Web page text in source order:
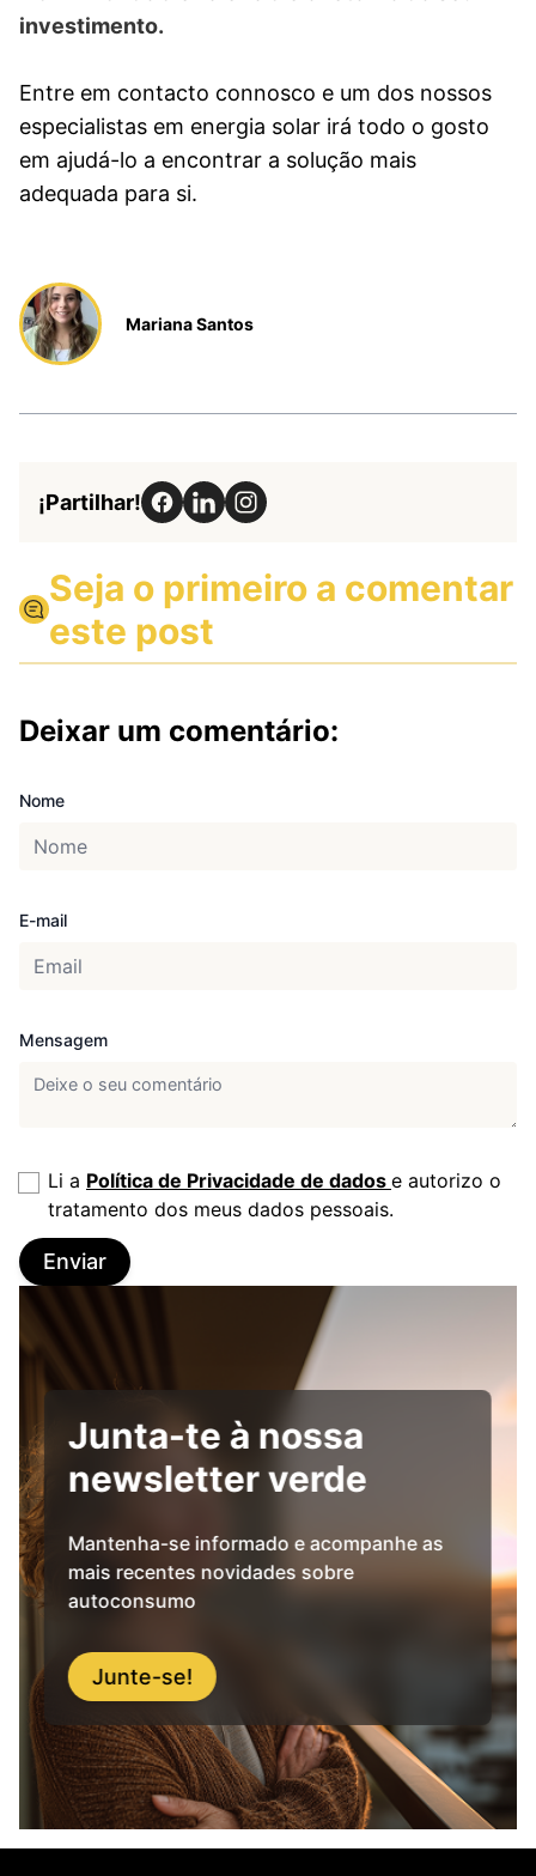
investimento.
Entre em contacto connosco e um dos nossos
especialistas em energia solar irá todo o gosto
em ajudá-lo a encontrar a solução mais
adequada para si.
Mariana Santos
¡Partilhar!
Seja o primeiro a comentar
este post
Deixar um comentário:
Nome
E-mail
Mensagem
Li a Política de Privacidade de dados e autorizo o
tratamento dos meus dados pessoais.
Enviar
Junta-te à nossa
newsletter verde
Mantenha-se informado e acompanhe as
mais recentes novidades sobre
autoconsumo
Junte-se!